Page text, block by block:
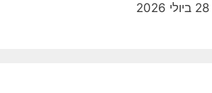
28 ביולי 2026